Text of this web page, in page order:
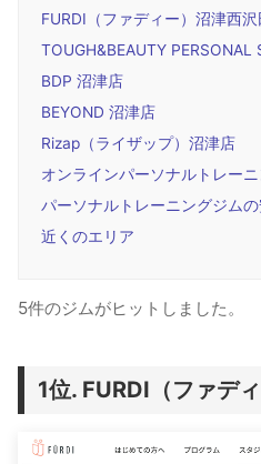
FURDI（ファディー）沼津西沢
TOUGH&BEAUTY PERSONAL
BDP 沼津店
BEYOND 沼津店
Rizap（ライザップ）沼津店
オンラインパーソナルトレー
パーソナルトレーニングジム
近くのエリア
5件のジムがヒットしました。
FURDI（ファデ